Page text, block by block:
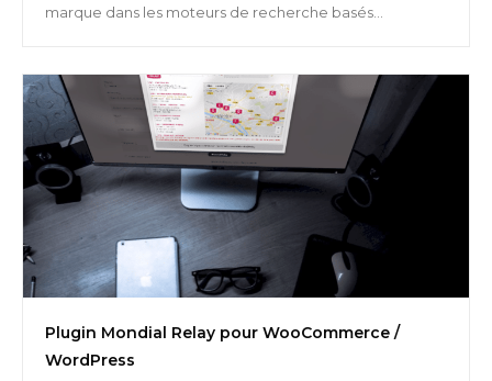
marque dans les moteurs de recherche basés...
Plugin Mondial Relay pour WooCommerce /
WordPress